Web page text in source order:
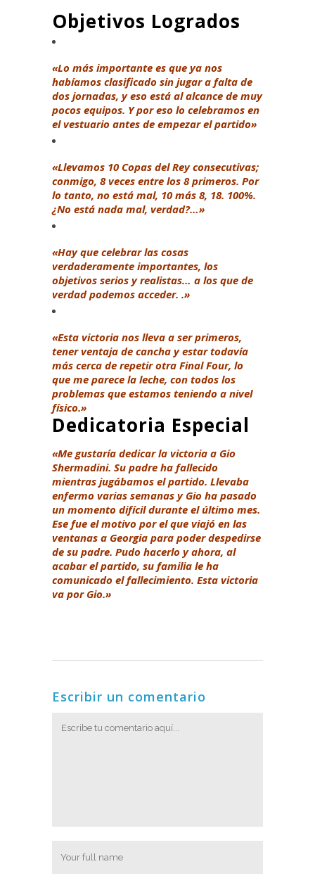
Objetivos Logrados
«Lo más importante es que ya nos
habíamos clasificado sin jugar a falta de
dos jornadas, y eso está al alcance de muy
pocos equipos. Y por eso lo celebramos en
el vestuario antes de empezar el partido»
«Llevamos 10 Copas del Rey consecutivas;
conmigo, 8 veces entre los 8 primeros. Por
lo tanto, no está mal, 10 más 8, 18. 100%.
¿No está nada mal, verdad?…»
«Hay que celebrar las cosas
verdaderamente importantes, los
objetivos serios y realistas… a los que de
verdad podemos acceder. .»
«Esta victoria nos lleva a ser primeros,
tener ventaja de cancha y estar todavía
más cerca de repetir otra Final Four, lo
que me parece la leche, con todos los
problemas que estamos teniendo a nivel
físico.»
Dedicatoria Especial
«Me gustaría dedicar la victoria a Gio
Shermadini. Su padre ha fallecido
mientras jugábamos el partido. Llevaba
enfermo varias semanas y Gio ha pasado
un momento difícil durante el último mes.
Ese fue el motivo por el que viajó en las
ventanas a Georgia para poder despedirse
de su padre. Pudo hacerlo y ahora, al
acabar el partido, su familia le ha
comunicado el fallecimiento. Esta victoria
va por Gio.»
Escribir un comentario